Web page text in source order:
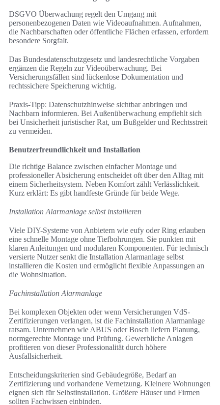
DSGVO Überwachung regelt den Umgang mit
personenbezogenen Daten wie Videoaufnahmen. Aufnahmen,
die Nachbarschaften oder öffentliche Flächen erfassen, erfordern
besondere Sorgfalt.
Das Bundesdatenschutzgesetz und landesrechtliche Vorgaben
ergänzen die Regeln zur Videoüberwachung. Bei
Versicherungsfällen sind lückenlose Dokumentation und
rechtssichere Speicherung wichtig.
Praxis-Tipp: Datenschutzhinweise sichtbar anbringen und
Nachbarn informieren. Bei Außenüberwachung empfiehlt sich
bei Unsicherheit juristischer Rat, um Bußgelder und Rechtsstreit
zu vermeiden.
Benutzerfreundlichkeit und Installation
Die richtige Balance zwischen einfacher Montage und
professioneller Absicherung entscheidet oft über den Alltag mit
einem Sicherheitsystem. Neben Komfort zählt Verlässlichkeit.
Kurz erklärt: Es gibt handfeste Gründe für beide Wege.
Installation Alarmanlage selbst installieren
Viele DIY-Systeme von Anbietern wie eufy oder Ring erlauben
eine schnelle Montage ohne Tiefbohrungen. Sie punkten mit
klaren Anleitungen und modularen Komponenten. Für technisch
versierte Nutzer senkt die Installation Alarmanlage selbst
installieren die Kosten und ermöglicht flexible Anpassungen an
die Wohnsituation.
Fachinstallation Alarmanlage
Bei komplexen Objekten oder wenn Versicherungen VdS-
Zertifizierungen verlangen, ist die Fachinstallation Alarmanlage
ratsam. Unternehmen wie ABUS oder Bosch liefern Planung,
normgerechte Montage und Prüfung. Gewerbliche Anlagen
profitieren von dieser Professionalität durch höhere
Ausfallsicherheit.
Entscheidungskriterien sind Gebäudegröße, Bedarf an
Zertifizierung und vorhandene Vernetzung. Kleinere Wohnungen
eignen sich für Selbstinstallation. Größere Häuser und Firmen
sollten Fachwissen einbinden.